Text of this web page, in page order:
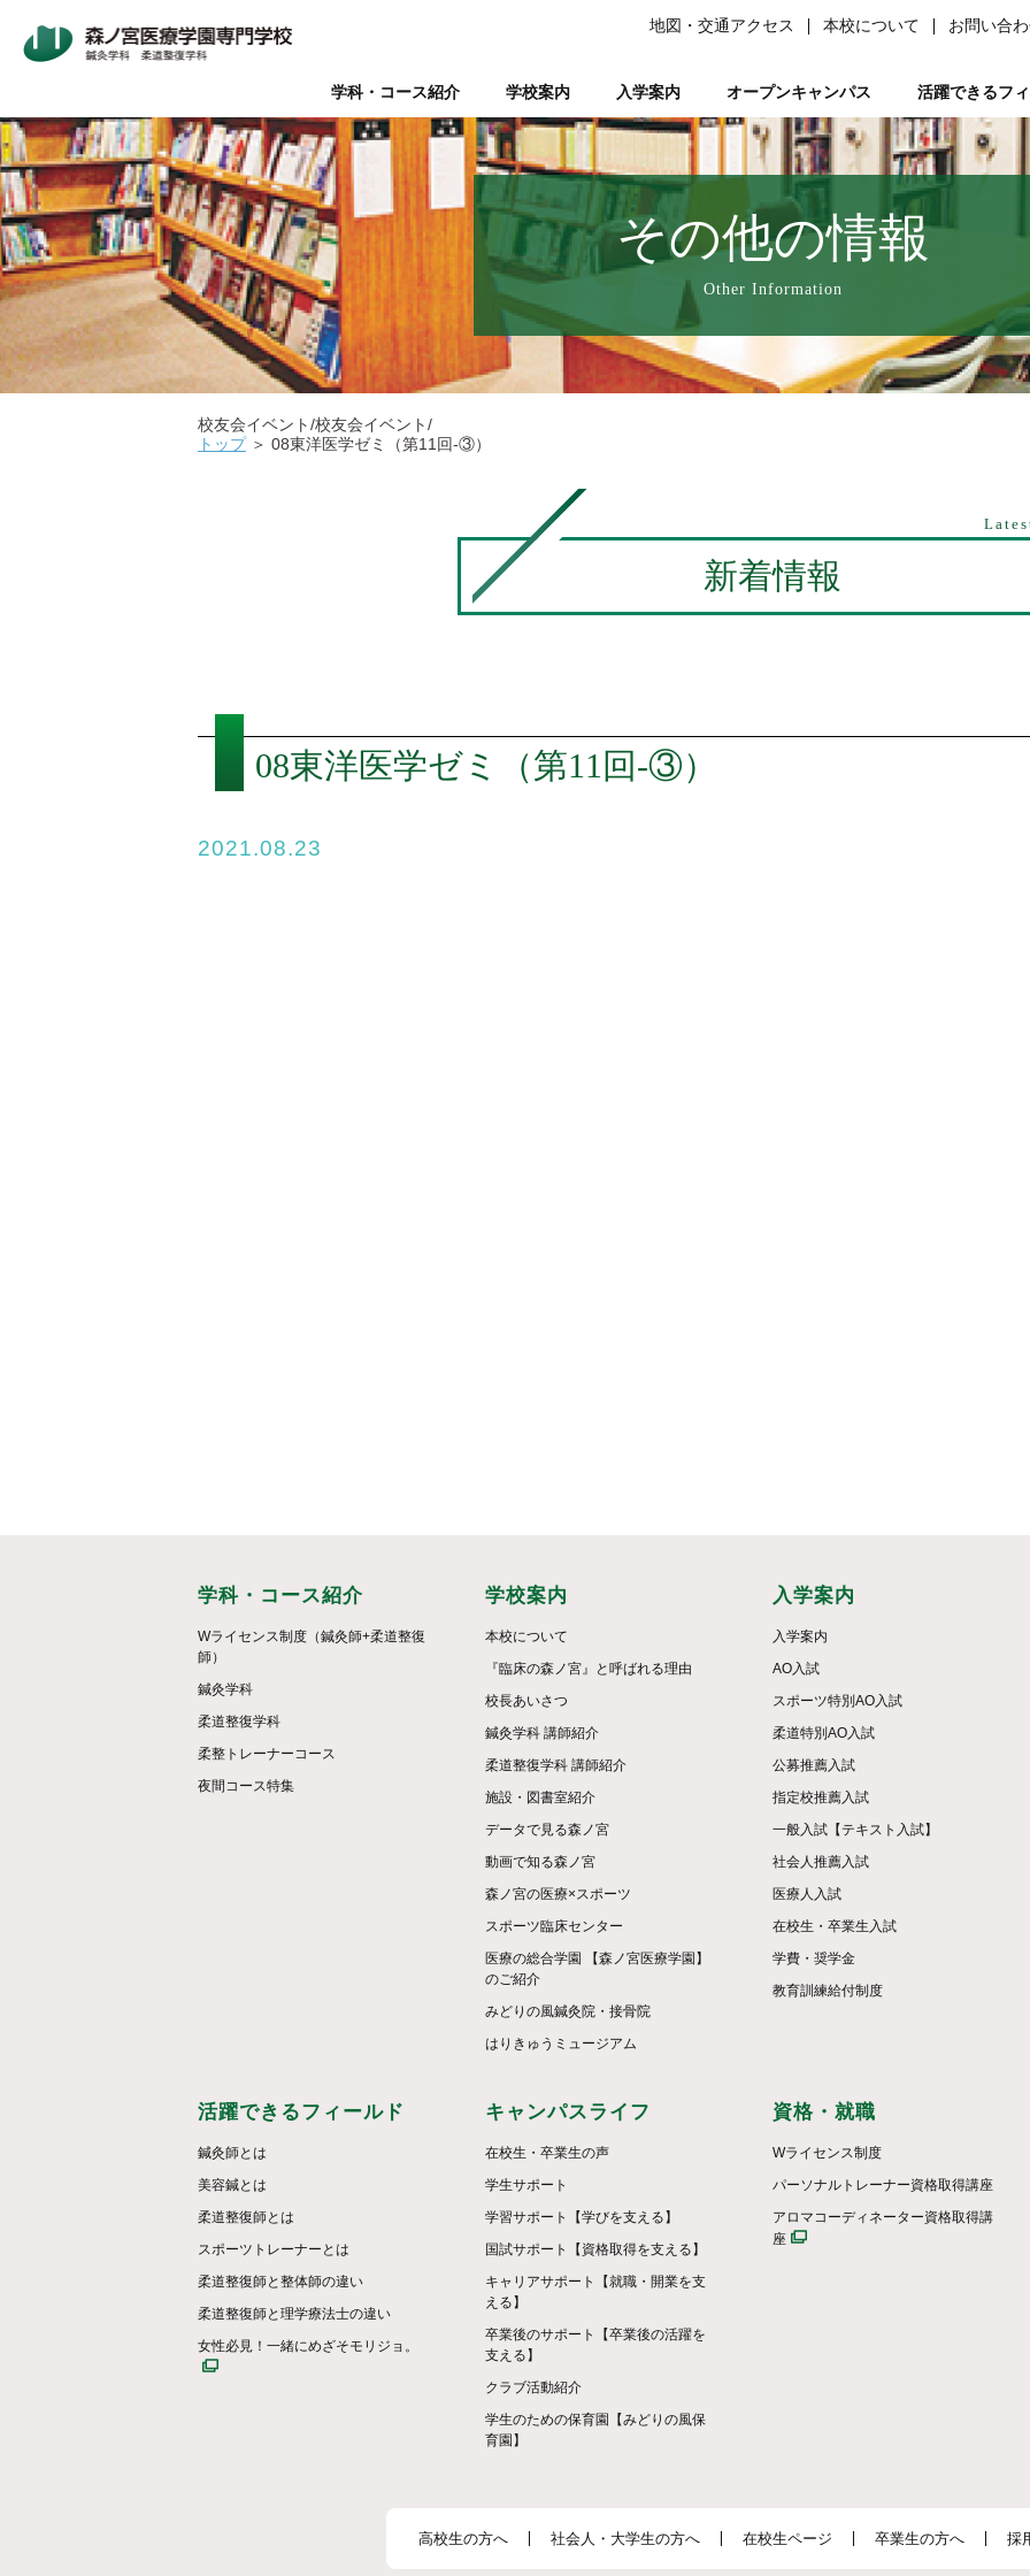
地図・交通アクセス 本校について お問い合
学科・コース紹介
Wライセンス制度（鍼灸師+柔道整復師） 鍼灸学科 柔道整復学科 柔整トレーナ
学校案内
本校について 『臨床の森ノ宮』と呼ばれる理由 校長あいさつ 鍼灸学科 講師紹
データで見る森ノ宮 動画で知る森ノ宮 森ノ宮の医療×スポーツ スポーツ臨床セ
医療の総合学園 【森ノ宮医療学園】のご紹介 はりきゅう
入学案内
入学案内 AO入試 スポーツ特別AO入試 柔道特別AO入試 公募推薦入試
社会人推薦入試 医療人入試 在校生・卒業生入試 学費・奨学金
オープンキャンパス
オープンキャンパス 平日ミニオープンキャンパス AO入試対策講座
活躍できるフ
鍼灸師とは 美容鍼とは 柔道整復師とは スポーツトレーナーとは 柔道
柔道整復師と理学療法士の違い 女性必見！一緒にめざそモリジョ。
在校生・卒業生の声 学生サポート 学習サポート【学びを支える】 国試サポー
キャリアサポート【就職・開業を支える】 卒業後のサポート【卒業後の活躍を支える】
学生のための保育園【みどりの風保育園】
Wライセンス制度 パーソナルトレーナー資格取得講座 アロマコーディネーター資格取
新着情報 Q&A（よくある質問） 研究活動 フリー冊子【ここ＋から(PLUS)】
情報の公表 関係団体ページ お問い合わせ
その他の情報
Other Information
校友会イベント/校友会イベント/
トップ＞ 08東洋医学ゼミ（第11回-③）
新着情報
08東洋医学ゼミ（第11回-③）
2021.08.23
学科・コース紹介
Wライセンス制度（鍼灸師+柔道整復
師）
鍼灸学科
柔道整復学科
柔整トレーナーコース
夜間コース特集
学校案内
本校について
『臨床の森ノ宮』と呼ばれる理由
校長あいさつ
鍼灸学科 講師紹介
柔道整復学科 講師紹介
施設・図書室紹介
データで見る森ノ宮
動画で知る森ノ宮
森ノ宮の医療×スポーツ
スポーツ臨床センター
医療の総合学園 【森ノ宮医療学園】
のご紹介
みどりの風鍼灸院・接骨院
はりきゅうミュージアム
入学案内
入学案内
AO入試
スポーツ特別AO入試
柔道特別AO入試
公募推薦入試
指定校推薦入試
一般入試【テキスト入試】
社会人推薦入試
医療人入試
在校生・卒業生入試
学費・奨学金
教育訓練給付制度
活躍できるフィールド
鍼灸師とは
美容鍼とは
柔道整復師とは
スポーツトレーナーとは
柔道整復師と整体師の違い
柔道整復師と理学療法士の違い
女性必見！一緒にめざそモリジョ。
キャンパスライフ
在校生・卒業生の声
学生サポート
学習サポート【学びを支える】
国試サポート【資格取得を支える】
キャリアサポート【就職・開業を支
える】
卒業後のサポート【卒業後の活躍を
支える】
クラブ活動紹介
学生のための保育園【みどりの風保
育園】
資格・就職
Wライセンス制度
パーソナルトレーナー資格取得講座
アロマコーディネーター資格取得講
座
高校生の方へ 社会人・大学生の方へ 在校生ページ 卒業生の方へ 採